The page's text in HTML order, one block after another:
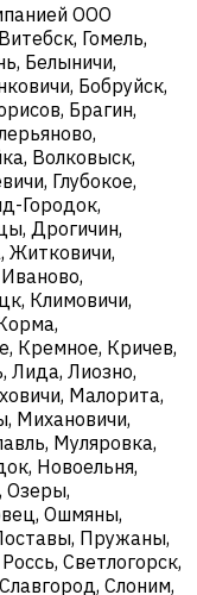
ООО
Гомель,
Белыничи,
Бобруйск,
Брагин,
Волковыск,
Глубокое,
Городок,
Дрогичин,
Житковичи,
Климовичи,
Кремное, Кричев,
Лида, Лиозно,
Малорита,
Михановичи,
Муляровка,
Новоельня,
Озеры,
Ошмяны,
Пружаны,
Светлогорск,
Слоним,